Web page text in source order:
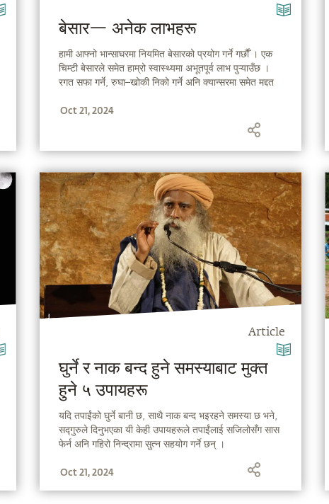
बेसार— अनेक लाभहरू
हामी आफ्नो भान्साघरमा नियमित बेसारको प्रयोग गर्ने गर्छाैँ । एक
चिम्टी बेसारले समेत हाम्रो स्वास्थ्यमा अभूतपूर्व लाभ पुऱ्याउँछ ।
रगत सफा गर्ने, रुघा–खोकी निको गर्ने अनि क्यान्सरमा समेत मद्दत
Oct 21, 2024
Article
घुर्ने र नाक बन्द हुने समस्याबाट मुक्त
हुने ५ उपायहरू
यदि तपाईंको घुर्ने बानी छ, साथै नाक बन्द भइरहने समस्या छ भने,
सद्गुरुले दिनुभएका यी केही उपायहरूले तपाईंलाई सजिलोसँग सास
फेर्न अनि गहिरो निन्द्रामा सुत्न सहयोग गर्ने छन् ।
Oct 21, 2024